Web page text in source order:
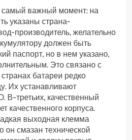
важный момент: на
указаны страна-
производитель, желательно
должен быть
паспорт, но в нем указано,
Это связано с
батареи редко
Их устанавливают
В-третьих, качественный
качественного корпуса.
выходная клемма
смазан технической